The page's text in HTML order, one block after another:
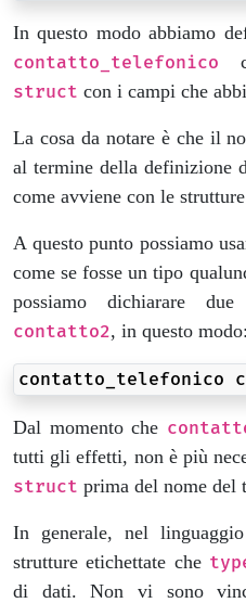
In questo modo abbiamo
contatto_telefonico
struct con i campi che
La cosa da notare è che il
al termine della definizione
come avviene con le
A questo punto possiamo
come se fosse un tipo
possiamo dichiarare
contatto2, in questo modo:
contatto_telefonico
Dal momento che
tutti gli effetti, non è più
struct prima del nome del
In generale, nel
strutture etichettate che
di dati. Non vi sono